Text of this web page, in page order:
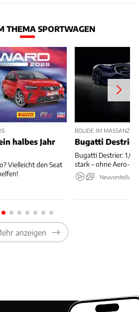
THEMA SPORTWAGEN
halbes Jahr
Vielleicht den Seat
BOLIDE IM MASSANZUG
Bugatti
Bugatti Destrier: 1,00
stark – ohne Aero-
anzeigen